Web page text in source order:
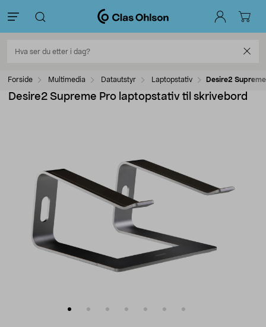
Forside Multimedia Datautstyr Laptopstativ Desire2
Desire2 Supreme Pro laptopstativ til skrivebord